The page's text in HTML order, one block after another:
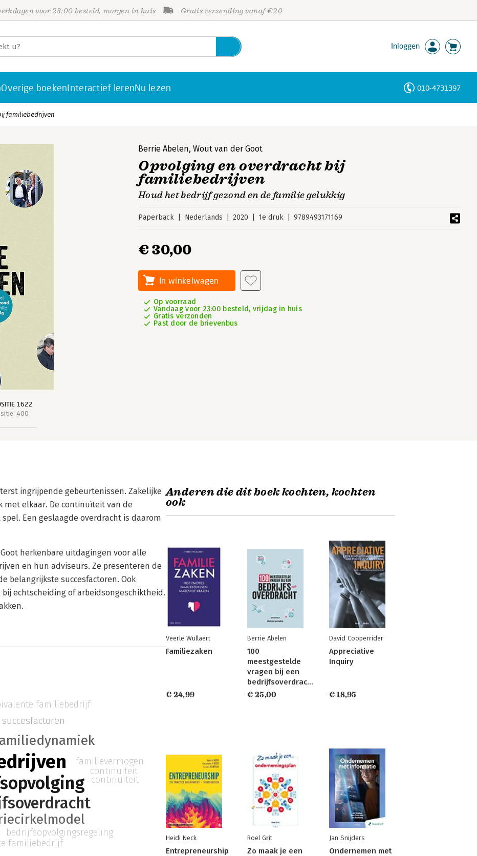
voor 23:00 besteld, morgen in huis Gratis verzending vanaf €20
Inloggen
Overige boekenInteractief lerenNu lezen 010-4731397
familiebedrijven
1622
400
Berrie Abelen, Wout van der Goot
Opvolging en overdracht bij
familiebedrijven
Houd het bedrijf gezond en de familie gelukkig
Paperback Nederlands 2020 1e druk 9789493171169
€ 30,00
In winkelwagen
Op voorraad
Vandaag voor 23:00 besteld, vrijdag in huis
Gratis verzonden
Past door de brievenbus
ingrijpende gebeurtenissen. Zakelijke
met elkaar. De continuïteit van de
Een geslaagde overdracht is daarom
herkenbare uitdagingen voor alle
en hun adviseurs. Ze presenteren de
belangrijkste succesfactoren. Ook
echtscheiding of arbeidsongeschiktheid.
succesfactoren
bedrijfsopvolgingsregeling
familievermogen
familiebedrijf
continuïteit
familiebedrijf
continuïteit
Anderen die dit boek kochten, kochten
ook
Veerle Wullaert
Familiezaken
€ 24,99
Berrie Abelen
100
meestgestelde
vragen bij een
bedrijfsoverdracht
€ 25,00
David Cooperrider
Appreciative
Inquiry
€ 18,95
Heidi Neck
Entrepreneurship
Roel Grit
Zo maak je een
Jan Snijders
Ondernemen met
Personen